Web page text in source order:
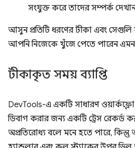
সংযুক্ত করে তাদের সম্পর্ক
আসুন প্রতিটি ধরণের টীকা এবং
আপনি নিজেকে খুঁজে পেতে পারেন এমন
টীকাকৃত সময় ব্যাপ্তি
DevTools-এ একটি সাধারণ ওয়ার্কফ্লো
ডিবাগ করার জন্য একটি ট্রেস রেকর্ড
অপ্রতিরোধ্য বলে মনে হতে পারে, কিন্তু